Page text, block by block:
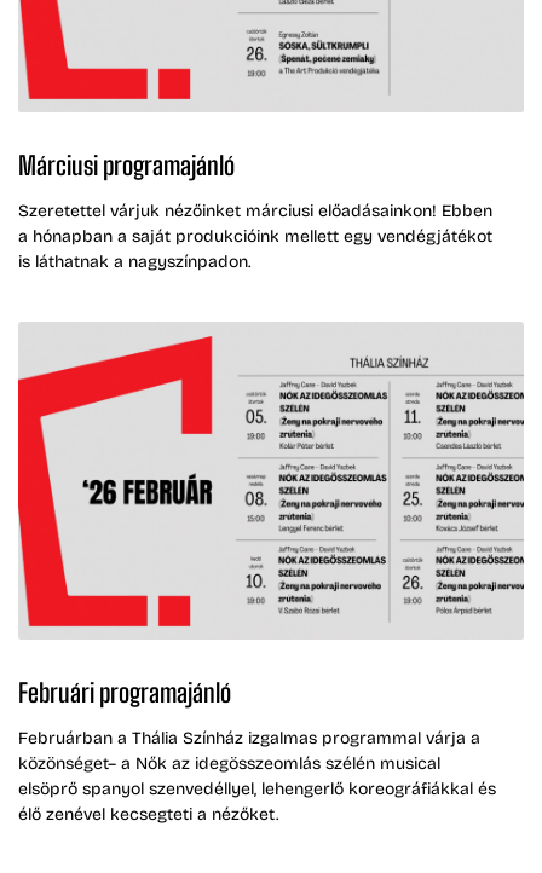
Márciusi programajánló
Szeretettel várjuk nézőinket márciusi előadásainkon! Ebben
a hónapban a saját produkcióink mellett egy vendégjátékot
is láthatnak a nagyszínpadon.
Februári programajánló
Februárban a Thália Színház izgalmas programmal várja a
közönséget– a Nők az idegösszeomlás szélén musical
elsöprő spanyol szenvedéllyel, lehengerlő koreográfiákkal és
élő zenével kecsegteti a nézőket.